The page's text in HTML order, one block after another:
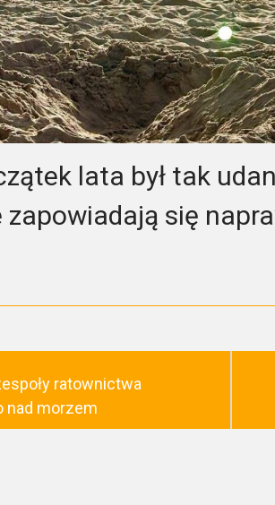
lata był tak
zapowiadają się
ratownictwa
nad morzem